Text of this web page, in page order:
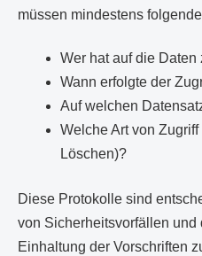
müssen mindestens
Wer hat auf die
Wann erfolgte der
Auf welchen
Welche Art von
Löschen)?
Diese Protokolle sind
von Sicherheitsvorfällen und
Einhaltung der Vorschriften